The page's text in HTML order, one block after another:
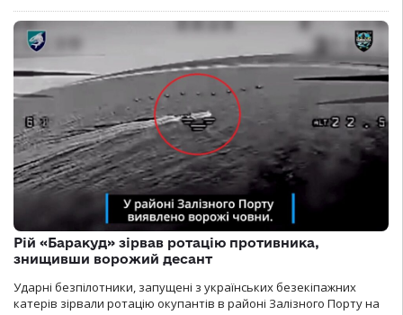
Рій «Баракуд» зірвав ротацію противника,
знищивши ворожий десант
Ударні безпілотники, запущені з українських безекіпажних
катерів зірвали ротацію окупантів в районі Залізного Порту на